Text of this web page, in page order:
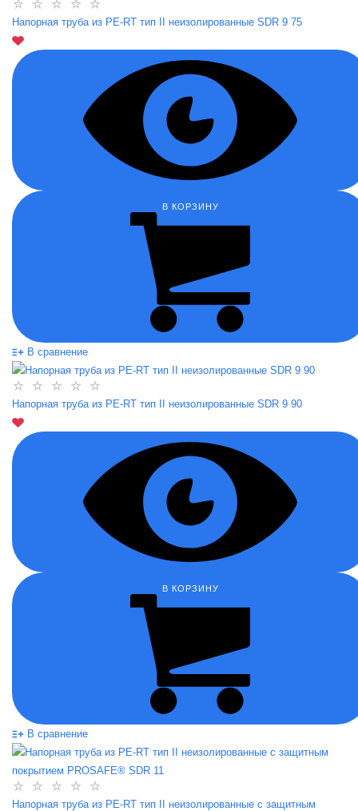
Напорная труба из PE-RT тип II неизолированные SDR 9 75
В КОРЗИНУ
В сравнение
Напорная труба из PE-RT тип II неизолированные SDR 9 90
В КОРЗИНУ
В сравнение
Напорная труба из PE-RT тип II неизолированные с защитным